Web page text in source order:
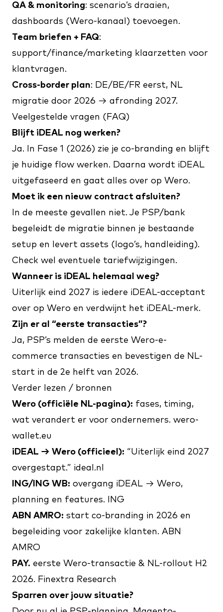
QA & monitoring: scenario’s draaien,
dashboards (Wero-kanaal) toevoegen.
Team briefen + FAQ:
support/finance/marketing klaarzetten voor
klantvragen.
Cross-border plan: DE/BE/FR eerst, NL
migratie door 2026 → afronding 2027.
Veelgestelde vragen (FAQ)
Blijft iDEAL nog werken?
Ja. In Fase 1 (2026) zie je co-branding en blijft
je huidige flow werken. Daarna wordt iDEAL
uitgefaseerd en gaat alles over op Wero.
Moet ik een nieuw contract afsluiten?
In de meeste gevallen niet. Je PSP/bank
begeleidt de migratie binnen je bestaande
setup en levert assets (logo’s, handleiding).
Check wel eventuele tariefwijzigingen.
Wanneer is iDEAL helemaal weg?
Uiterlijk eind 2027 is iedere iDEAL-acceptant
over op Wero en verdwijnt het iDEAL-merk.
Zijn er al “eerste transacties”?
Ja, PSP’s melden de eerste Wero-e-
commerce transacties en bevestigen de NL-
start in de 2e helft van 2026.
Verder lezen / bronnen
Wero (officiële NL-pagina): fases, timing,
wat verandert er voor ondernemers. wero-
wallet.eu
iDEAL → Wero (officieel): “Uiterlijk eind 2027
overgestapt.” ideal.nl
ING/ING WB: overgang iDEAL → Wero,
planning en features.
ING
ABN AMRO: start co-branding in 2026 en
begeleiding voor zakelijke klanten. ABN
AMRO
PAY. eerste Wero-transactie & NL-rollout H2
2026. Finextra Research
Sparren over jouw situatie?